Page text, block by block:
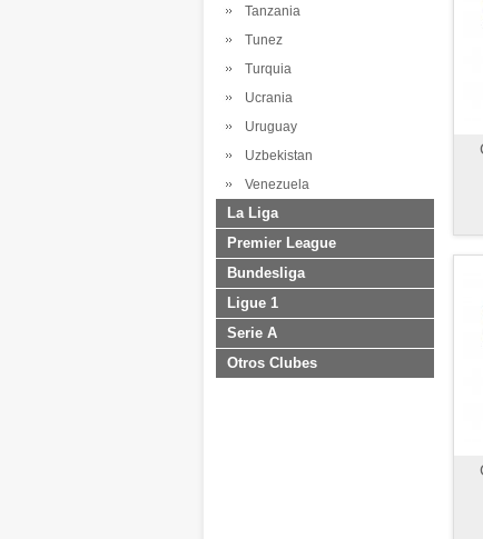
Tanzania
Tunez
Turquia
Ucrania
Uruguay
Uzbekistan
Venezuela
La Liga
Premier League
Bundesliga
Ligue 1
Serie A
Otros Clubes